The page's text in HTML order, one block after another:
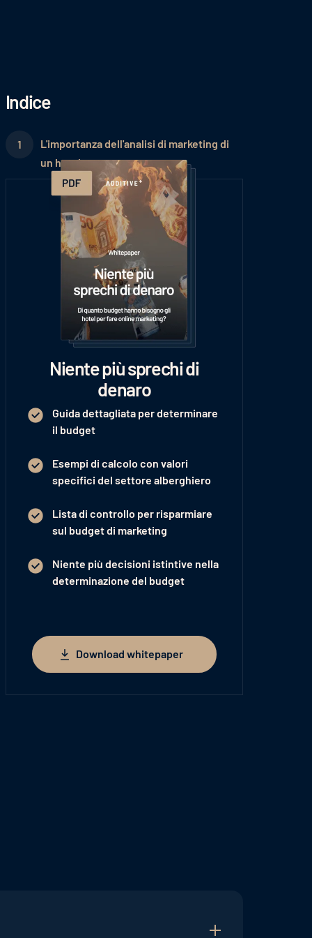
Indice
L'importanza dell'analisi di marketing di
un hotel
Niente più sprechi di
denaro
Guida dettagliata per determinare
il budget
Esempi di calcolo con valori
specifici del settore alberghiero
Lista di controllo per risparmiare
sul budget di marketing
Niente più decisioni istintive nella
determinazione del budget
Download whitepaper
Download whitepaper